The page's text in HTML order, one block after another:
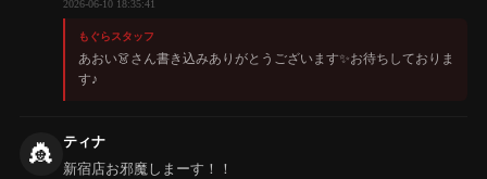
2026-06-10 18:35:41
もぐらスタッフ
あおい👗さん書き込みありがとうございます✨️お待ちしておりま
す♪
👸
ティナ
新宿店お邪魔しまーす！！